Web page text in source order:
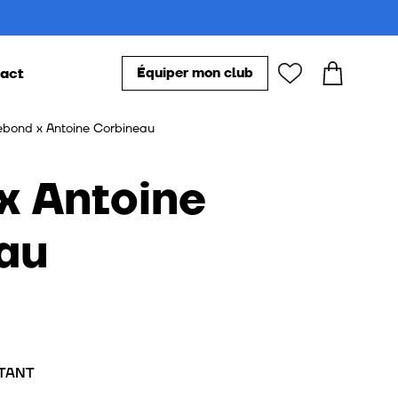
ballons de basketball
Équiper mon club
x Antoine Corbineau